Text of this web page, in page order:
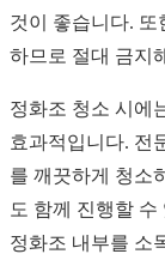
것이 좋습니다. 또
하므로 절대 금지
정화조 청소 시에
효과적입니다. 전
를 깨끗하게 청소
도 함께 진행할 수
정화조 내부를 소